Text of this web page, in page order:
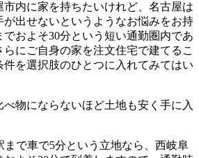
内に家を持ちたいけれど、名古屋は
が出せないというようなお悩みをお持
およそ30分という短い通勤圏内であ
にご自身の家を注文住宅で建てるこ
件を選択肢のひとつに入れてみてはい
物にならないほど土地も安く手に入
まで車で5分という立地なら、西岐阜